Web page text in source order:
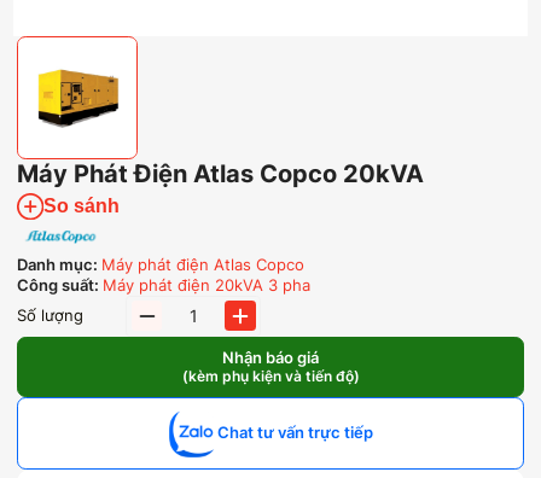
Máy Phát Điện Atlas Copco 20kVA
So sánh
Danh mục: Máy phát điện Atlas Copco
Công suất: Máy phát điện 20kVA 3 pha
Số lượng
Máy
Phát
Atlas
Copco
20kVA
số
lượng
Nhận báo giá
(kèm phụ kiện và tiến độ)
Chat tư vấn trực tiếp